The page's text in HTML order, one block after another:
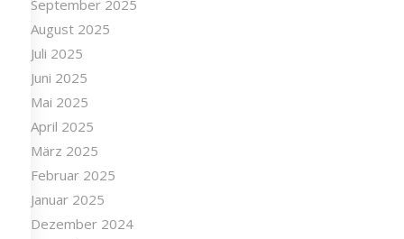
September 2025
August 2025
Juli 2025
Juni 2025
Mai 2025
April 2025
März 2025
Februar 2025
Januar 2025
Dezember 2024